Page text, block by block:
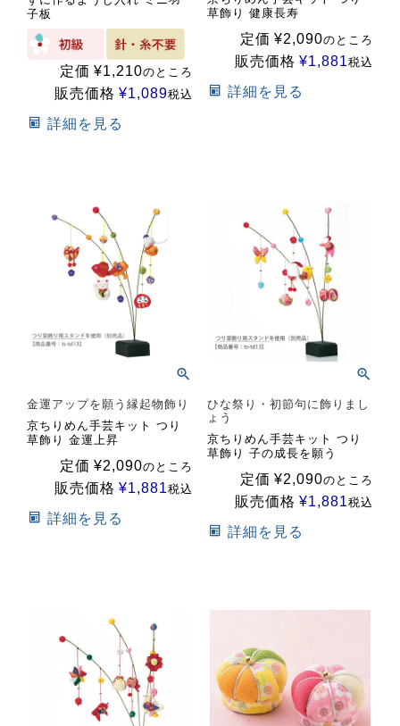
子板
定価 ¥1,210のところ
販売価格 ¥1,089税込
詳細を見る
草飾り 健康長寿
定価 ¥2,090のところ
販売価格 ¥1,881税込
詳細を見る
金運アップを願う縁起物飾り
京ちりめん手芸キット つり
草飾り 金運上昇
定価 ¥2,090のところ
販売価格 ¥1,881税込
詳細を見る
ひな祭り・初節句に飾りまし
ょう
京ちりめん手芸キット つり
草飾り 子の成長を願う
定価 ¥2,090のところ
販売価格 ¥1,881税込
詳細を見る